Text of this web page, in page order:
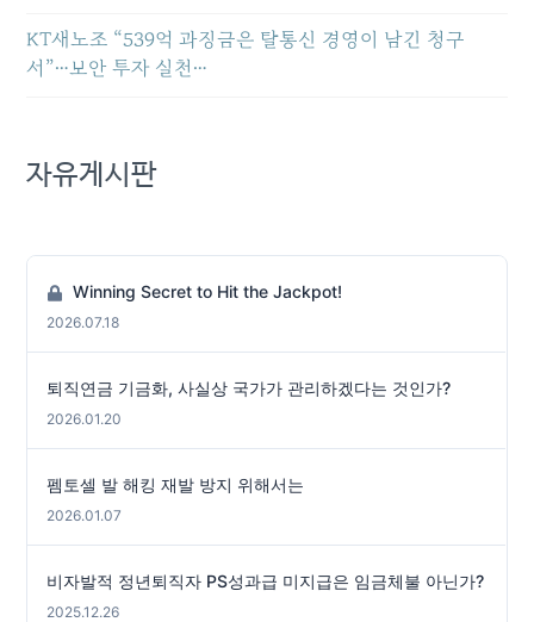
KT새노조 “539억 과징금은 탈통신 경영이 남긴 청구
서”…보안 투자 실천…
자유게시판
Winning Secret to Hit the Jackpot!
2026.07.18
퇴직연금 기금화, 사실상 국가가 관리하겠다는 것인가?
2026.01.20
펨토셀 발 해킹 재발 방지 위해서는
2026.01.07
비자발적 정년퇴직자 PS성과급 미지급은 임금체불 아닌가?
2025.12.26